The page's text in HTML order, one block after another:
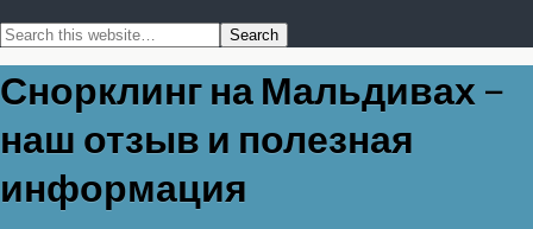
Снорклинг на Мальдивах –
наш отзыв и полезная
информация